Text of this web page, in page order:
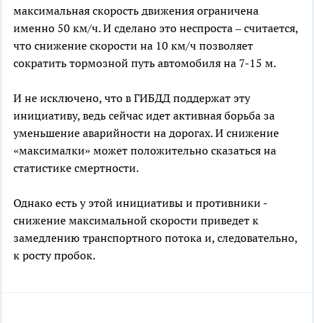
максимальная скорость движения ограничена
именно 50 км/ч. И сделано это неспроста – считается,
что снижение скорости на 10 км/ч позволяет
сократить тормозной путь автомобиля на 7-15 м.
И не исключено, что в ГИБДД поддержат эту
инициативу, ведь сейчас идет активная борьба за
уменьшение аварийности на дорогах. И снижение
«максималки» может положительно сказаться на
статистике смертности.
Однако есть у этой инициативы и противники -
снижение максимальной скорости приведет к
замедлению транспортного потока и, следовательно,
к росту пробок.